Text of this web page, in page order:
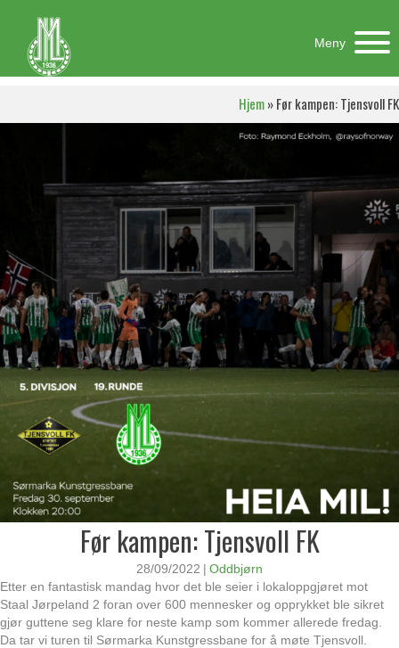
Meny
Hjem»Før kampen: Tjensvoll FK
Før kampen: Tjensvoll FK
28/09/2022 | Oddbjørn
Etter en fantastisk mandag hvor det ble seier i lokaloppgjøret mot
Staal Jørpeland 2 foran over 600 mennesker og opprykket ble sikret
gjør guttene seg klare for neste kamp som kommer allerede fredag.
Da tar vi turen til Sørmarka Kunstgressbane for å møte Tjensvoll.